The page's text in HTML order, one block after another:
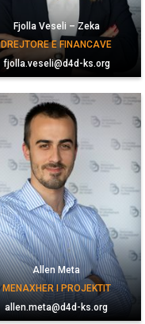
Fjolla Veseli – Zeka
DREJTORE E FINANCAVE
fjolla.veseli@d4d-ks.org
Allen Meta
MENAXHER I PROJEKTIT
allen.meta@d4d-ks.org